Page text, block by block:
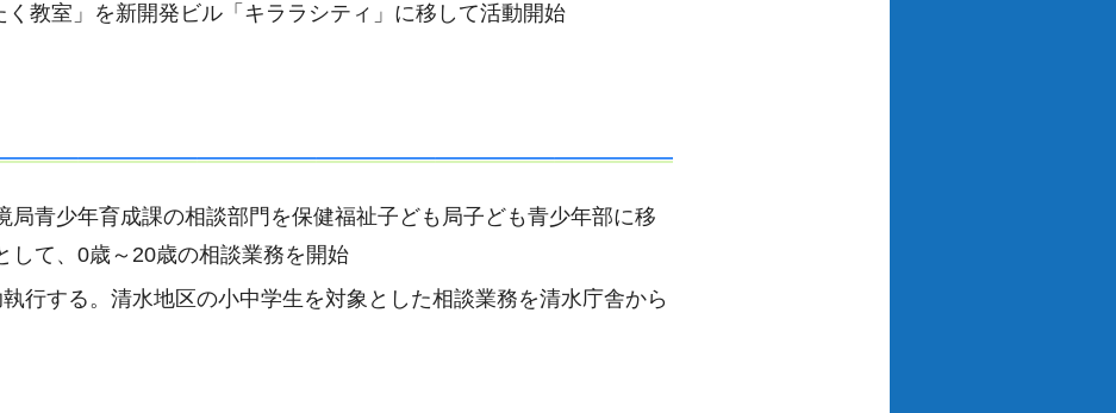
教室」を新開発ビル「キララシティ」に移して活動開始
青少年育成課の相談部門を保健福祉子ども局子ども青少年部に移
して、0歳～20歳の相談業務を開始
行する。清水地区の小中学生を対象とした相談業務を清水庁舎から